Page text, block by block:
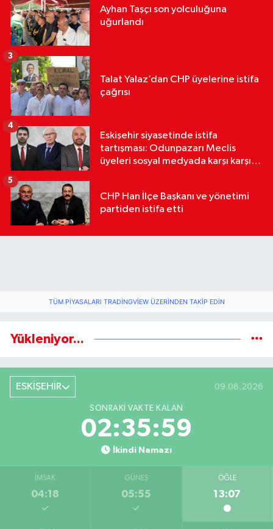
Ayhan Taşçı son yolculuğuna
uğurlandı
Talat Yalaz’dan CHP üyelerine istifa
çağrısı
3
Eskişehir siyasetinde istifa
tartışması: Odunpazarı Meclis
üyeleri sosyal medyada karşı karşıya
4
CHP Han İlçe Başkanı ve yönetimi
partiden istifa etti
5
TÜM PIYASALARI TRADINGVIEW ÜZERINDEN TAKIP EDIN
Yükleniyor...
ESKİŞEHİR 09.08.2026
SONRAKI VAKTE KALAN
02:35:58
İkindi Namazı
İMSAK
04:18
GÜNEŞ
05:55
ÖĞLE
13:07